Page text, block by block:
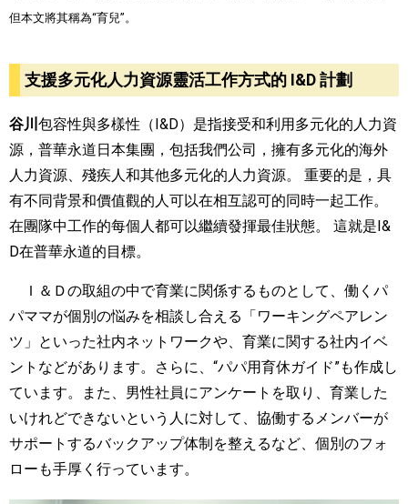
但本文將其稱為“育兒”。
支援多元化人力資源靈活工作方式的 I&D 計劃
谷川 包容性與多樣性（I&D）是指接受和利用多元化的人力資
源，普華永道日本集團，包括我們公司，擁有多元化的海外
人力資源、殘疾人和其他多元化的人力資源。 重要的是，具
有不同背景和價值觀的人可以在相互認可的同時一起工作。
在團隊中工作的每個人都可以繼續發揮最佳狀態。 這就是I&
D在普華永道的目標。
Ｉ＆Ｄの取組の中で育業に関係するものとして、働くパ
パママが個別の悩みを相談し合える「ワーキングペアレン
ツ」といった社内ネットワークや、育業に関する社内イベ
ントなどがあります。さらに、 “パパ用育休ガイド”も作成し
ています。また、男性社員にアンケートを取り、育業した
いけれどできないという人に対して、協働するメンバーが
サポートするバックアップ体制を整えるなど、個別のフォ
ローも手厚く行っています。